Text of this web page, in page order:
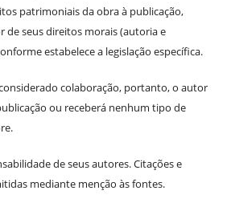
patrimoniais da obra à publicação,
de seus direitos morais (autoria e
estabelece a legislação específica.
colaboração, portanto, o autor
ou receberá nenhum tipo de
de seus autores. Citações e
mediante menção às fontes.